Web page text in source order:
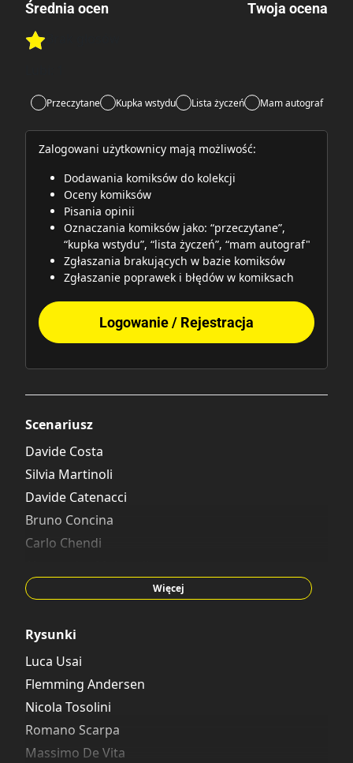
Średnia ocen
Rate this item:
Twoja ocena
Przeczytane Kupka wstydu Lista życzeń Mam autograf
Zalogowani użytkownicy mają możliwość:
Dodawania komiksów do kolekcji
Oceny komiksów
Pisania opinii
Oznaczania komiksów jako: “przeczytane”,
“kupka wstydu”, “lista życzeń”, “mam autograf"
Zgłaszania brakujących w bazie komiksów
Zgłaszanie poprawek i błędów w komiksach
Logowanie / Rejestracja
Scenariusz
Davide Costa
Silvia Martinoli
Davide Catenacci
Bruno Concina
Carlo Chendi
Tito Faraci
Augusto Macchetto
Giorgio Salati
Więcej
Rysunki
Luca Usai
Flemming Andersen
Nicola Tosolini
Romano Scarpa
Massimo De Vita